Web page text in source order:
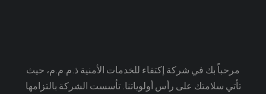
مرحباً بك في شركة إكتفاء للخدمات الأمنية ذ.م.م.م، حيث
تأتي سلامتك على رأس أولوياتنا. تأسست الشركة بالتزامها